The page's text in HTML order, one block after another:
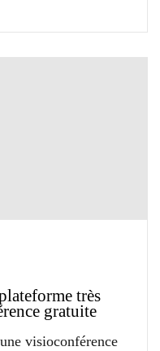
très
gratuite
visioconférence